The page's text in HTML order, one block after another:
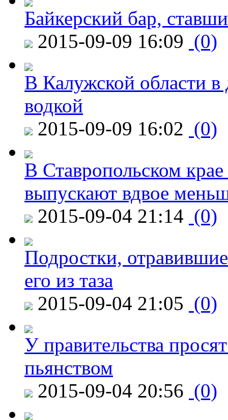
Байкерский бар,
2015-09-09 16:09 (0)
В Калужской области в
водкой
2015-09-09 16:02 (0)
В Ставропольском
выпускают вдвое
2015-09-04 21:14 (0)
Подростки,
его из таза
2015-09-04 21:05 (0)
У правительства
пьянством
2015-09-04 20:56 (0)